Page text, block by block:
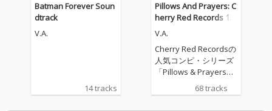
Batman Forever Soun
dtrack
V.A.
14 tracks
Pillows And Prayers: C
herry Red Records 19
81-1984 (40th Annivers
V.A.
Cherry Red Recordsの
人気コンピ・シリーズ
「Pillows & Prayers」
の発売25周年を記念し
てアニバーサリー盤が
68 tracks